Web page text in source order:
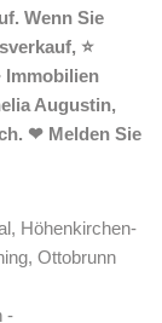
Wenn Sie
⭐
Immobilien
Augustin,
❤ Melden Sie